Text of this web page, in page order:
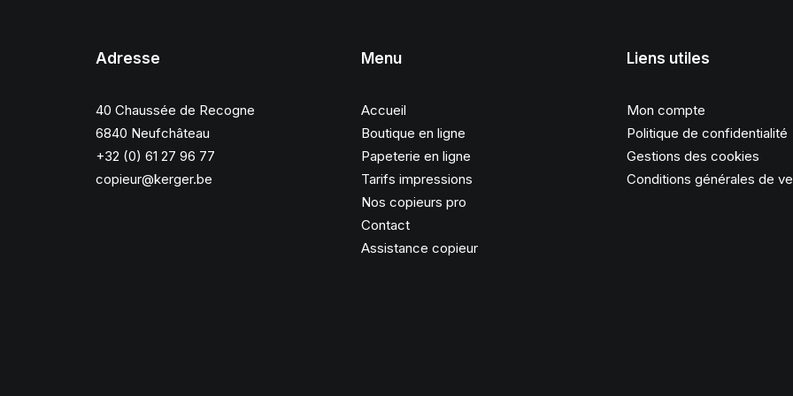
Adresse
40 Chaussée de Recogne
6840 Neufchâteau
+32 (0) 61 27 96 77
copieur@kerger.be
Menu
Accueil
Boutique en ligne
Papeterie en ligne
Tarifs impressions
Nos copieurs pro
Contact
Assistance copieur
Liens utiles
Mon compte
Politique de confidentialité
Gestions des cookies
Conditions générales de